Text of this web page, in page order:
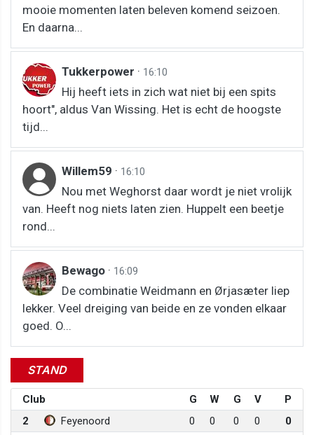
mooie momenten laten beleven komend seizoen.
En daarna...
Tukkerpower · 16:10
Hij heeft iets in zich wat niet bij een spits
hoort", aldus Van Wissing. Het is echt de hoogste
tijd...
Willem59 · 16:10
Nou met Weghorst daar wordt je niet vrolijk
van. Heeft nog niets laten zien. Huppelt een beetje
rond...
Bewago · 16:09
De combinatie Weidmann en Ørjasæter liep
lekker. Veel dreiging van beide en ze vonden elkaar
goed. O...
STAND
Club G W G V
P
2
Feyenoord 0 0 0 0
0